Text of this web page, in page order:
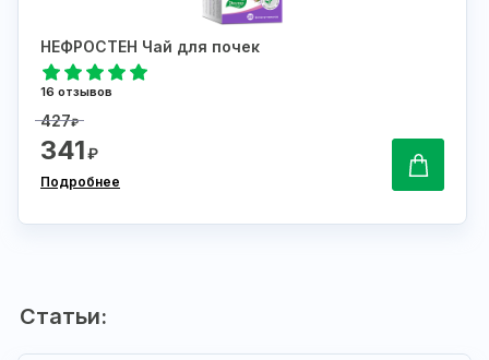
НЕФРОСТЕН Чай для почек
16 отзывов
427₽
341₽
Подробнее
Статьи: